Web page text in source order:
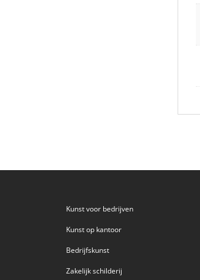
Kunst voor bedrijven
Kunst op kantoor
Bedrijfskunst
Zakelijk schilderij